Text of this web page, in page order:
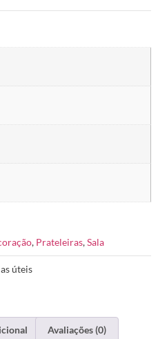
, Prateleiras,Sala
úteis
Avaliações (0)